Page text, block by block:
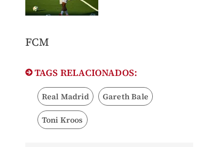
​FCM
TAGS RELACIONADOS:
Real Madrid Gareth Bale
Toni Kroos